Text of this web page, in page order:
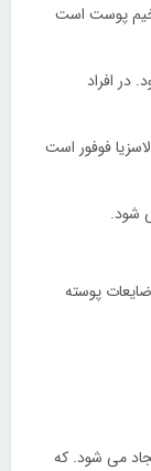
پوست است
افراد
فوفور است
شود.
پوسته
می شود. که